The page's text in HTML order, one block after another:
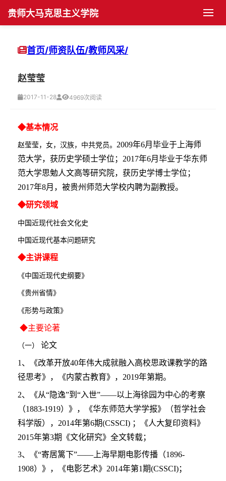
贵师大马克思主义学院
现任领导
历任领导
院长书记信箱
党群工作
支部建设
团学组织
工会活动
博士生导师
硕士生导师
学科发展
学科建设
科研项目
科研著作
教学成果
人才培养
硕士生培养
博士后培养
学生管理
就业指导
社会实践
平台建设
研修平台
经典著作
院友之家
院友动态
院友捐赠
首页/师资队伍/教师风采/
赵莹莹
2017-11-28 4969次阅读
◆基本情况
赵莹莹，女，汉族，中共党员。 2009年6月毕业于上海师
范大学，获历史学硕士学位；2017年6月毕业于华东师
范大学思勉人文高等研究院，获历史学博士学位；
2017年8月，被贵州师范大学校内聘为副教授。
◆研究领域
中国近现代社会文化史
中国近现代基本问题研究
◆主讲课程
《中国近现代史纲要》
《贵州省情》
《形势与政策》
◆主要论著
（一） 论文
1、《改革开放40年伟大成就融入高校思政课教学的路
径思考》，《内蒙古教育》，2019年第期。
2、《从“隐逸”到“入世”——以上海徐园为中心的考察
（1883-1919）》，《华东师范大学学报》（哲学社会
科学版），2014年第6期(CSSCI) ；《人大复印资料》
2015年第3期《文化研究》全文转载；
3、《“寄居篱下”——上海早期电影传播（1896-
1908）》，《电影艺术》2014年第1期(CSSCI)；